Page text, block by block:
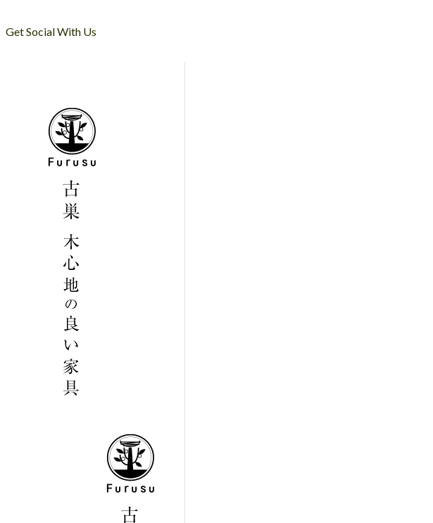
Get Social With Us